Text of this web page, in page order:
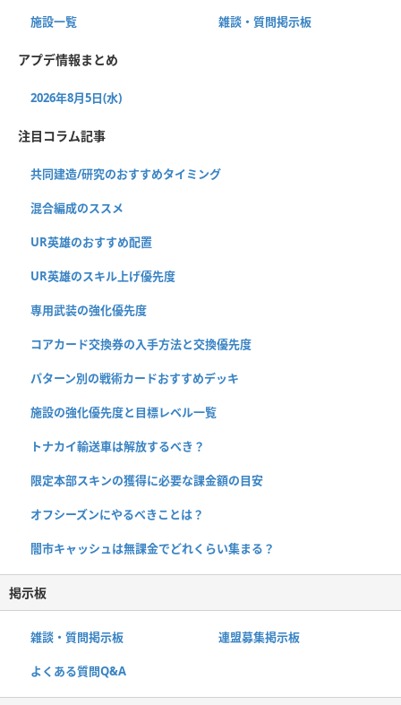
施設一覧 雑談・質問掲示板
アプデ情報まとめ
2026年8月5日(水)
注目コラム記事
共同建造/研究のおすすめタイミング
混合編成のススメ
UR英雄のおすすめ配置
UR英雄のスキル上げ優先度
専用武装の強化優先度
コアカード交換券の入手方法と交換優先度
パターン別の戦術カードおすすめデッキ
施設の強化優先度と目標レベル一覧
トナカイ輸送車は解放するべき？
限定本部スキンの獲得に必要な課金額の目安
オフシーズンにやるべきことは？
闇市キャッシュは無課金でどれくらい集まる？
掲示板
雑談・質問掲示板 連盟募集掲示板
よくある質問Q&A